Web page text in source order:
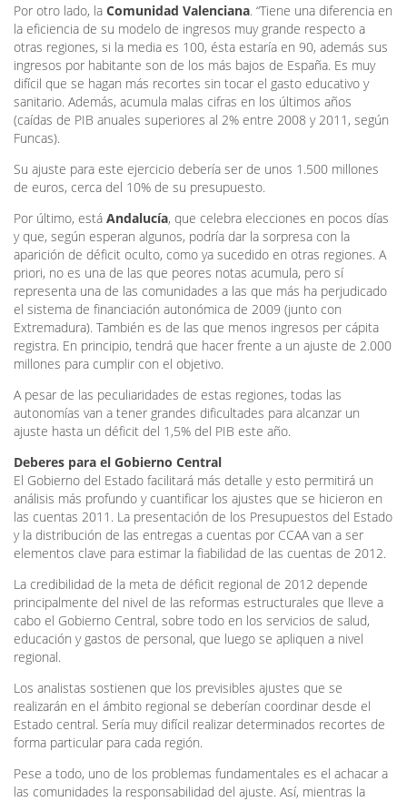
Por otro lado, la Comunidad Valenciana. “Tiene una diferencia en
la eficiencia de su modelo de ingresos muy grande respecto a
otras regiones, si la media es 100, ésta estaría en 90, además sus
ingresos por habitante son de los más bajos de España. Es muy
difícil que se hagan más recortes sin tocar el gasto educativo y
sanitario. Además, acumula malas cifras en los últimos años
(caídas de PIB anuales superiores al 2% entre 2008 y 2011, según
Funcas).
Su ajuste para este ejercicio debería ser de unos 1.500 millones
de euros, cerca del 10% de su presupuesto.
Por último, está Andalucía, que celebra elecciones en pocos días
y que, según esperan algunos, podría dar la sorpresa con la
aparición de déficit oculto, como ya sucedido en otras regiones. A
priori, no es una de las que peores notas acumula, pero sí
representa una de las comunidades a las que más ha perjudicado
el sistema de financiación autonómica de 2009 (junto con
Extremadura). También es de las que menos ingresos per cápita
registra. En principio, tendrá que hacer frente a un ajuste de 2.000
millones para cumplir con el objetivo.
A pesar de las peculiaridades de estas regiones, todas las
autonomías van a tener grandes dificultades para alcanzar un
ajuste hasta un déficit del 1,5% del PIB este año.
Deberes para el Gobierno Central
El Gobierno del Estado facilitará más detalle y esto permitirá un
análisis más profundo y cuantificar los ajustes que se hicieron en
las cuentas 2011. La presentación de los Presupuestos del Estado
y la distribución de las entregas a cuentas por CCAA van a ser
elementos clave para estimar la fiabilidad de las cuentas de 2012.
La credibilidad de la meta de déficit regional de 2012 depende
principalmente del nivel de las reformas estructurales que lleve a
cabo el Gobierno Central, sobre todo en los servicios de salud,
educación y gastos de personal, que luego se apliquen a nivel
regional.
Los analistas sostienen que los previsibles ajustes que se
realizarán en el ámbito regional se deberían coordinar desde el
Estado central. Sería muy difícil realizar determinados recortes de
forma particular para cada región.
Pese a todo, uno de los problemas fundamentales es el achacar a
las comunidades la responsabilidad del ajuste. Así, mientras la